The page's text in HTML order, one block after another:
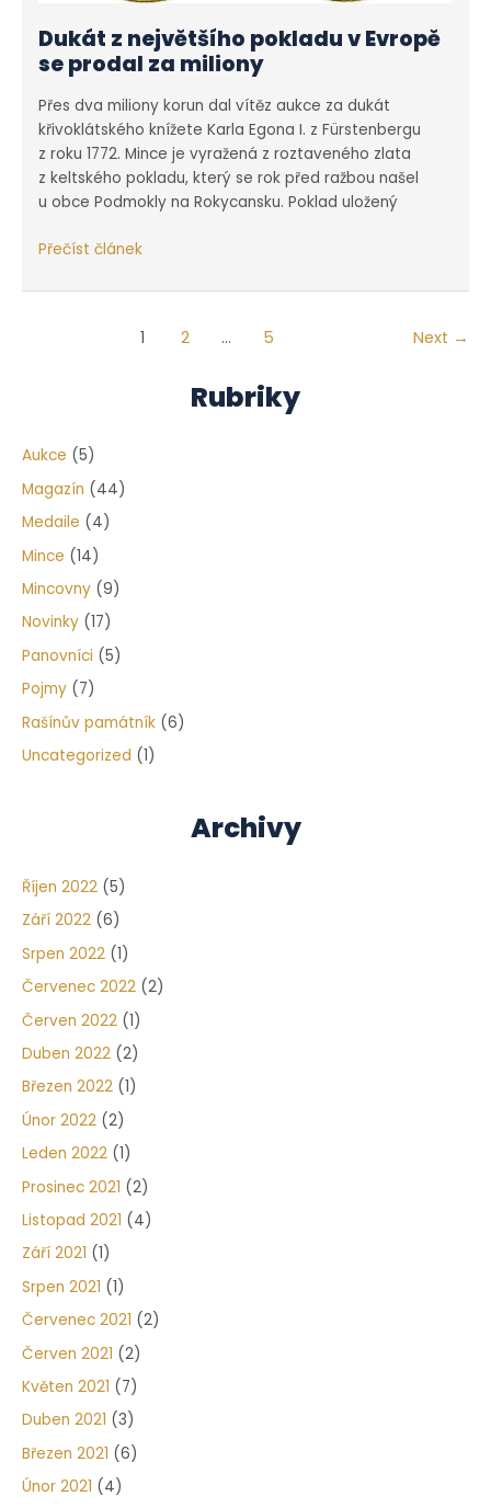
Dukát z největšího pokladu v Evropě
se prodal za miliony
Přes dva miliony korun dal vítěz aukce za dukát
křivoklátského knížete Karla Egona I. z Fürstenbergu
z roku 1772. Mince je vyražená z roztaveného zlata
z keltského pokladu, který se rok před ražbou našel
u obce Podmokly na Rokycansku. Poklad uložený
Dukát
pokladu
Přečíst článek
1 2 … 5 Next →
Rubriky
Aukce (5)
Magazín (44)
Medaile (4)
Mince (14)
Mincovny (9)
Novinky (17)
Panovníci (5)
Pojmy (7)
Rašínův památník (6)
Uncategorized (1)
Archivy
Říjen 2022 (5)
Září 2022 (6)
Srpen 2022 (1)
Červenec 2022 (2)
Červen 2022 (1)
Duben 2022 (2)
Březen 2022 (1)
Únor 2022 (2)
Leden 2022 (1)
Prosinec 2021 (2)
Listopad 2021 (4)
Září 2021 (1)
Srpen 2021 (1)
Červenec 2021 (2)
Červen 2021 (2)
Květen 2021 (7)
Duben 2021 (3)
Březen 2021 (6)
Únor 2021 (4)